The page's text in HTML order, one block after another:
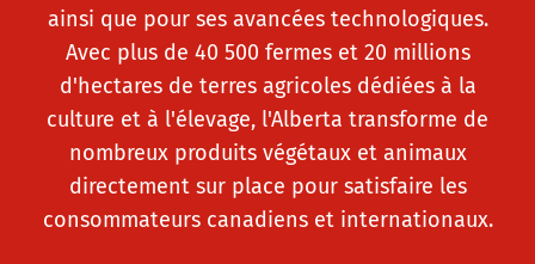
ainsi que pour ses avancées technologiques.
Avec plus de 40 500 fermes et 20 millions
d'hectares de terres agricoles dédiées à la
culture et à l'élevage, l'Alberta transforme de
nombreux produits végétaux et animaux
directement sur place pour satisfaire les
consommateurs canadiens et internationaux.